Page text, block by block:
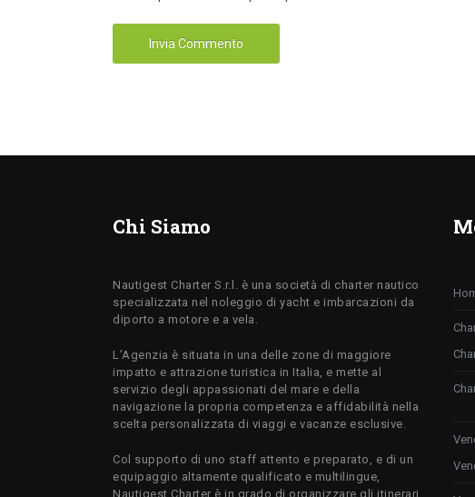
Chi Siamo
Nautigest Charter S.r.l. è una società di charter nautico
specializzata nel noleggio di yacht e imbarcazioni da
diporto a motore e a vela.
L’Agenzia è situata in una delle zone di maggiore
impatto e attrazione turistica in Italia, e mette al
servizio degli appassionati del mare e della
navigazione la propria competenza e affidabilità nella
scelta personalizzata di viaggi e vacanze esclusive.
Col supporto di uno staff attento e preparato, e di un
equipaggio altamente qualificato e multilingue,
Nautigest Charter è in grado di organizzare gli itinerari